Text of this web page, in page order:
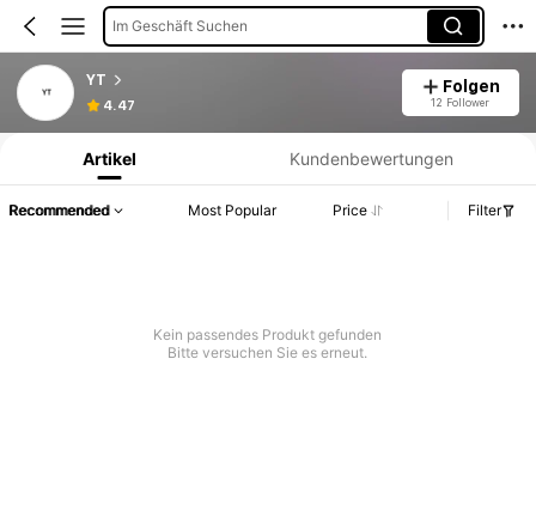
Im Geschäft Suchen
YT
4.47
Folgen
12 Follower
Produktinformation: Preisangabe, Verkaufs- und Lagerbestandsdetails.
Artikel Kundenbewertungen
Recommended Most Popular Price Filter
Kein passendes Produkt gefunden
Bitte versuchen Sie es erneut.